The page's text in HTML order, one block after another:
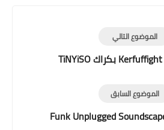
الموضوع التالي
الموضوع السابق